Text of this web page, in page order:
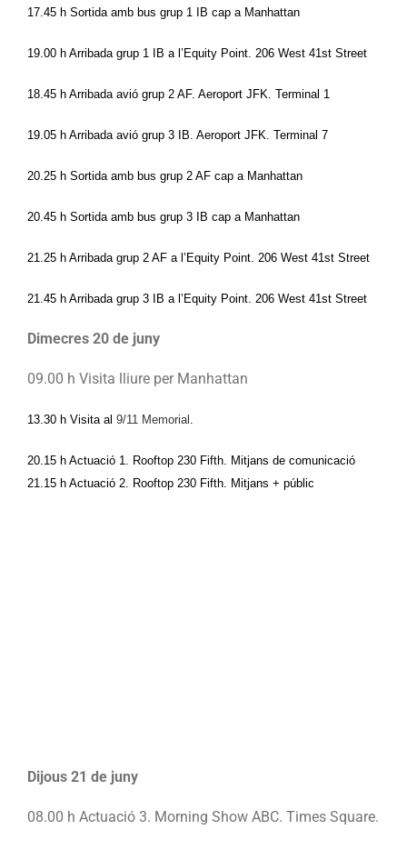
17.45 h Sortida amb bus grup 1 IB cap a Manhattan
19.00 h Arribada grup 1 IB a l’Equity Point. 206 West 41st Street
18.45 h Arribada avió grup 2 AF. Aeroport JFK. Terminal 1
19.05 h Arribada avió grup 3 IB. Aeroport JFK. Terminal 7
20.25 h Sortida amb bus grup 2 AF cap a Manhattan
20.45 h Sortida amb bus grup 3 IB cap a Manhattan
21.25 h Arribada grup 2 AF a l’Equity Point. 206 West 41st Street
21.45 h Arribada grup 3 IB a l’Equity Point. 206 West 41st Street
Dimecres 20 de juny
09.00 h Visita lliure per Manhattan
13.30 h Visita al 9/11 Memorial
20.15 h Actuació 1 Rooftop 230 Fifth . Mitjans de comunicació
21.15 h Actuació 2. Rooftop 230 Fifth . Mitjans + públic
Dijous 21 de juny
08.00 h Actuació 3. Morning Show ABC. Times Square.